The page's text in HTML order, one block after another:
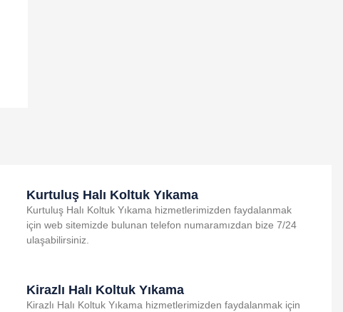
Kurtuluş Halı Koltuk Yıkama
Kurtuluş Halı Koltuk Yıkama hizmetlerimizden faydalanmak
için web sitemizde bulunan telefon numaramızdan bize 7/24
ulaşabilirsiniz.
Kirazlı Halı Koltuk Yıkama
Kirazlı Halı Koltuk Yıkama hizmetlerimizden faydalanmak için